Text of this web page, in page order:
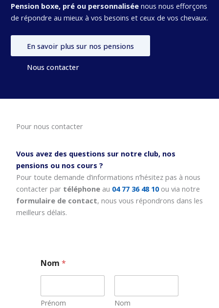
Pension boxe, pré ou personnaliséenous nous efforçons
de répondre au mieux à vos besoins et ceux de vos chevaux.
En savoir plus sur nos pensions
Nous contacter
Pour nous contacter
Vous avez des questions sur notre club, nos
pensions ou nos cours ?
Pour toute demande d’informations n’hésitez pas à nous
contacter par téléphoneau 04 77 36 48 10 ou via notre
formulaire de contact, nous vous répondrons dans les
meilleurs délais.
Nom*
Prénom Nom